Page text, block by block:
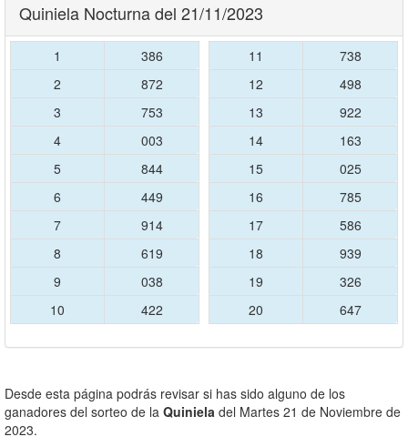
Quiniela Nocturna del 21/11/2023
1
386
2
872
3
753
4
003
5
844
6
449
7
914
8
619
9
038
10
422
11
738
12
498
13
922
14
163
15
025
16
785
17
586
18
939
19
326
20
647
Desde esta página podrás revisar si has sido alguno de los
ganadores del sorteo de la Quiniela del Martes 21 de Noviembre de
2023.